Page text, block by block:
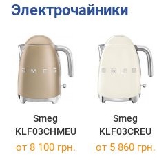
Электрочайники
Smeg
KLF03CHMEU
Smeg
KLF03CREU
от 8 100 грн. от 5 860 грн.